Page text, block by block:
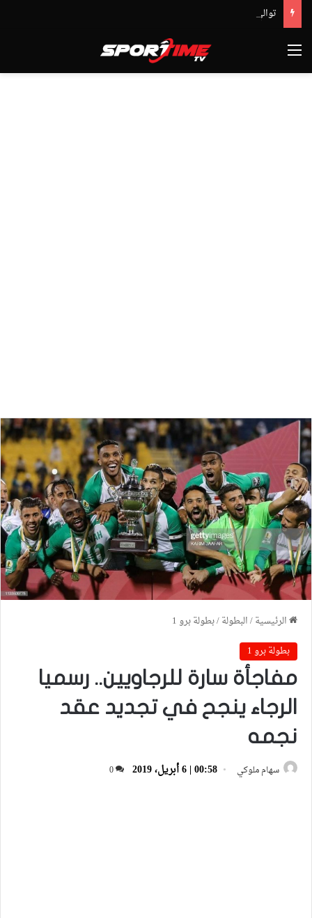
القائمة
الرئيسية/البطولة/بطولة برو 1
بطولة برو 1
مفاجأة سارة للرجاويين.. رسميا
الرجاء ينجح في تجديد عقد
نجمه
سهام ملوكي 00:58 | 6 أبريل، 2019 0